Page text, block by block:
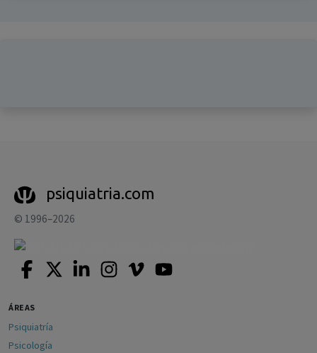
psiquiatria.com
© 1996–2026
ÁREAS
Psiquiatría
Psicología